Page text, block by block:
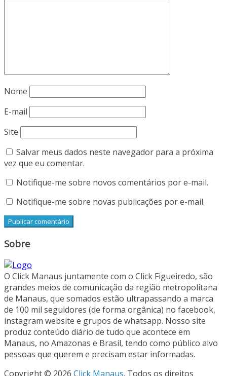
Nome
E-mail
Site
Salvar meus dados neste navegador para a próxima
vez que eu comentar.
Notifique-me sobre novos comentários por e-mail.
Notifique-me sobre novas publicações por e-mail.
Sobre
O Click Manaus juntamente com o Click Figueiredo, são
grandes meios de comunicação da região metropolitana
de Manaus, que somados estão ultrapassando a marca
de 100 mil seguidores (de forma orgânica) no facebook,
instagram website e grupos de whatsapp. Nosso site
produz conteúdo diário de tudo que acontece em
Manaus, no Amazonas e Brasil, tendo como público alvo
pessoas que querem e precisam estar informadas.
Copyright © 2026 Click Manaus. Todos os direitos